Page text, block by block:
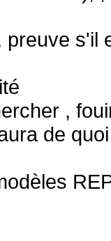
s'il
,
de